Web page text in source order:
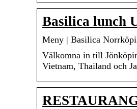
Basilica lunch
Meny | Basilica
Välkomna in till
Vietnam, Thailand och